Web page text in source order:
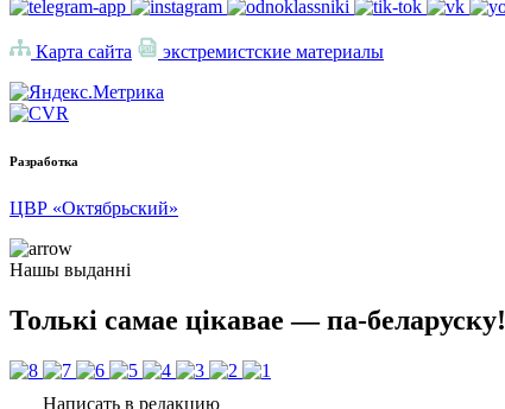
Карта сайта экстремистские материалы
Разработка
ЦВР «Октябрьский»
Нашы выданні
Толькі самае цікавае — па-беларуску!
Написать в редакцию